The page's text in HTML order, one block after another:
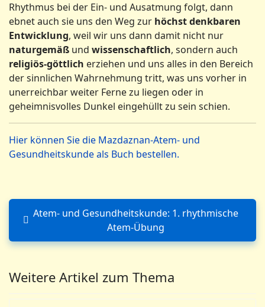
Rhythmus bei der Ein- und Ausatmung folgt, dann
ebnet auch sie uns den Weg zur höchstdenkbaren
Entwicklung, weil wir uns dann damit nicht nur
naturgemäß und wissenschaftlich, sondern auch
religiös-göttlich erziehen und uns alles in den Bereich
der sinnlichen Wahrnehmung tritt, was uns vorher in
unerreichbar weiter Ferne zu liegen oder in
geheimnisvolles Dunkel eingehüllt zu sein schien.
Hier können Sie die Mazdaznan-Atem- und
Gesundheitskunde als Buch bestellen.
Vorheriger Beitrag: Atem-
Atem- und Gesundheitskunde: 1. rhythmische
Atem-Übung
Weitere Artikel zum Thema